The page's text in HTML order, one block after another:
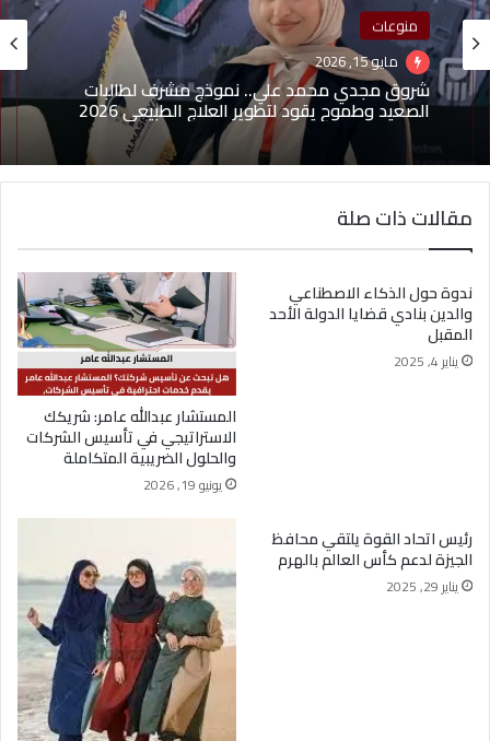
منوعات
مايو 15, 2026
شروق مجدي محمد علي.. نموذج مشرف لطالبات
الصعيد وطموح يقود لتطوير العلاج الطبيعي 2026
منوعات
مايو 1, 2026
(بدون عنوان)
مقالات ذات صلة
ندوة حول الذكاء الاصطناعي
والدين بنادي قضايا الدولة الأحد
المقبل
يناير 4, 2025
المستشار عبدالله عامر: شريكك
الاستراتيجي في تأسيس الشركات
والحلول الضريبية المتكاملة
يونيو 19, 2026
رئيس اتحاد القوة يلتقي محافظ
الجيزة لدعم كأس العالم بالهرم
يناير 29, 2025